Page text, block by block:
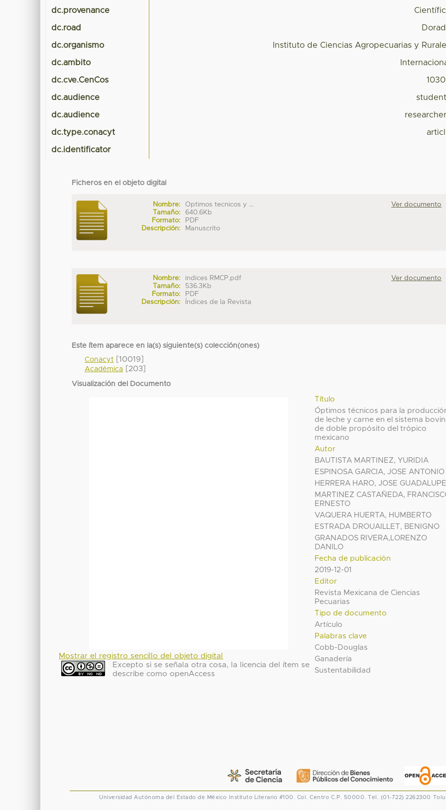
dc.provenance
dc.road
dc.organismo Instituto de Ciencias Agropecuarias y
dc.ambito
dc.cve.CenCos
dc.audience
dc.audience
dc.type.conacyt
dc.identificator
Ficheros en el objeto digital
Nombre:
Optimos tecnicos y ...
Tamaño:
640.6Kb
Formato:
PDF
Descripción:
Manuscrito
Ver documento
Nombre:
indices RMCP.pdf
Tamaño:
536.3Kb
Formato:
PDF
Descripción:
Índices de la Revista
Ver documento
Este ítem aparece en la(s) siguiente(s) colección(ones)
Conacyt [10019]
Académica [203]
Visualización del Documento
Título
Óptimos técnicos para la
de leche y carne en el sistema
de doble propósito del trópico
mexicano
Autor
BAUTISTA MARTINEZ, YURIDIA
ESPINOSA GARCIA, JOSE ANTONIO
HERRERA HARO, JOSE
MARTINEZ CASTAÑEDA,
ERNESTO
VAQUERA HUERTA, HUMBERTO
ESTRADA DROUAILLET, BENIGNO
GRANADOS RIVERA,LORENZO
DANILO
Fecha de publicación
2019-12-01
Editor
Revista Mexicana de Ciencias
Pecuarias
Tipo de documento
Artículo
Palabras clave
Cobb-Douglas
Ganadería
Sustentabilidad
Mostrar el registro sencillo del objeto digital
Excepto si se señala otra cosa, la licencia del ítem se
describe como openAccess
Universidad Autónoma del Estado de México Instituto Literario #100. Col. Centro C.P. 50000. Tel. (01-722) 2262300